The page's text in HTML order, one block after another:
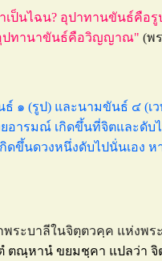
เป็นไฉน? อุปาทานขันธ์คือ
ปทานาขันธ์คือวิญญาณ" (พ
๑ (รูป) และนามขันธ์ ๔ (
อารมณ์ เกิดขึ้นที่จิตและดับ
ดขึ้นดวงหนึ่งดับไปนั่นเอง ห
พระบาลีในจิตฺตวคฺค แห่งพร
ตณฺหานํ ขยมชฺคา แปลว่า